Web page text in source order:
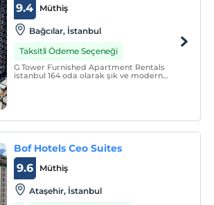
Müthiş
9.4
Bağcılar, İstanbul
Taksitli Ödeme Seçeneği
G Tower Furnished Apartment Rentals
istanbul 164 oda olarak şık ve modern
Bof Hotels Ceo Suites
Müthiş
9.6
Ataşehir, İstanbul